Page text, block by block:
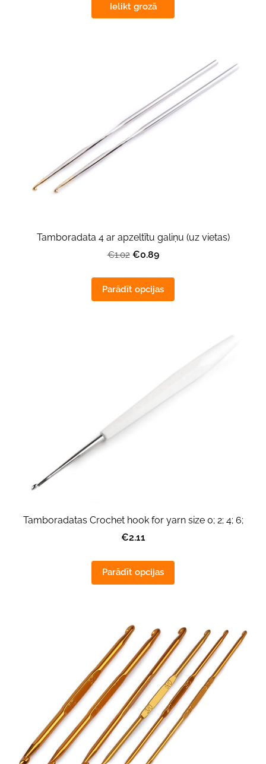
Ielikt grozā
Tamboradata 4 ar apzeltītu galiņu (uz vietas)
€1.02 €0.89
Parādīt opcijas
Tamboradatas Crochet hook for yarn size 0; 2; 4; 6;
€2.11
Parādīt opcijas